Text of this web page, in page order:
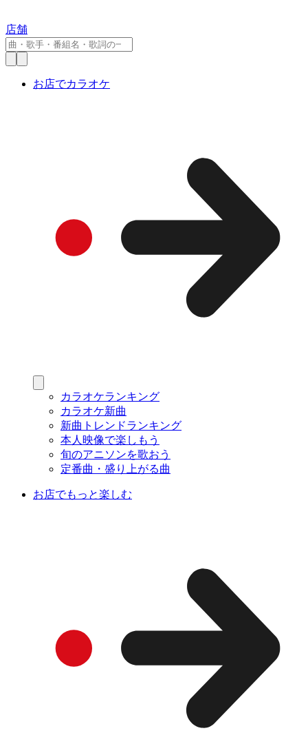
店舗
お店でカラオケ
カラオケランキング
カラオケ新曲
新曲トレンドランキング
本人映像で楽しもう
旬のアニソンを歌おう
定番曲・盛り上がる曲
お店でもっと楽しむ